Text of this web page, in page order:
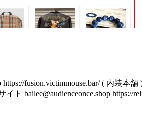
fusion.victimmouse.bar/ ( 内装本
bailee@audienceonce.shop https://